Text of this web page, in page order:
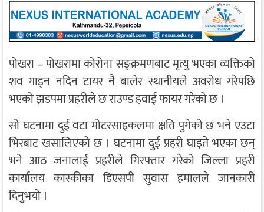
पोखरा – पोखरामा कोरोना सङ्क्रमणबाट मृत्यु भएका व्यक्तिको
शव गाड्न नदिन टायर नै बालेर स्थानीयले अवरोध गरेपछि
भएको झडपमा प्रहरीले छ राउण्ड हवाई फायर गरेको छ ।
सो घटनामा दुई वटा मोटरसाइकलमा क्षति पुगेको छ भने एउटा
भिरबाट खसालिएको छ । घटनामा दुई प्रहरी घाइते भएका छन्
भने आठ जनालाई प्रहरीले गिरफ्तार गरेको जिल्ला प्रहरी
कार्यालय कास्कीका डिएसपी सुवास हमालले जानकारी
दिनुभयो ।